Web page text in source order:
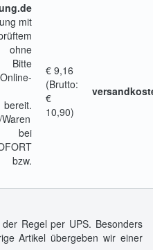
mit
ohne
Bitte
bei
€ 9,16
(Brutto:
€
10,90)
Regel per UPS. Besonders
Artikel übergeben wir einer